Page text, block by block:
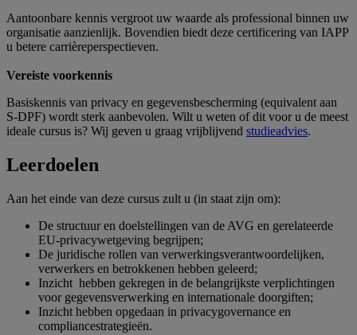
Aantoonbare kennis vergroot uw waarde als professional binnen uw
organisatie aanzienlijk. Bovendien biedt deze certificering van IAPP
u betere carrièreperspectieven.
Vereiste voorkennis
Basiskennis van privacy en gegevensbescherming (equivalent aan
S-DPF) wordt sterk aanbevolen. Wilt u weten of dit voor u de meest
ideale cursus is? Wij geven u graag vrijblijvend studieadvies.
Leerdoelen
Aan het einde van deze cursus zult u (in staat zijn om):
De structuur en doelstellingen van de AVG en gerelateerde
EU-privacywetgeving begrijpen;
De juridische rollen van verwerkingsverantwoordelijken,
verwerkers en betrokkenen hebben geleerd;
Inzicht hebben gekregen in de belangrijkste verplichtingen
voor gegevensverwerking en internationale doorgiften;
Inzicht hebben opgedaan in privacygovernance en
compliance­strategieën.